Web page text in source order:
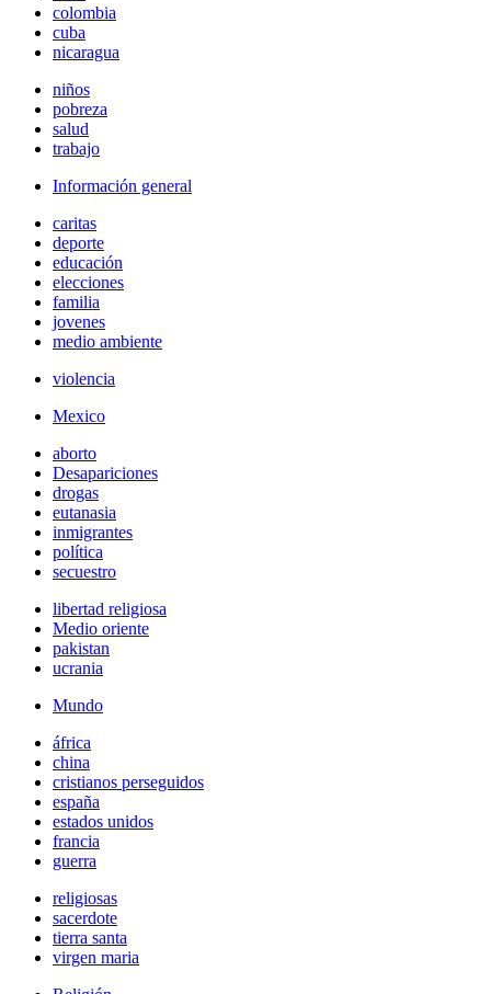
colombia
cuba
nicaragua
niños
pobreza
salud
trabajo
Información general
caritas
deporte
educación
elecciones
familia
jovenes
medio ambiente
violencia
Mexico
aborto
Desapariciones
drogas
eutanasia
inmigrantes
política
secuestro
libertad religiosa
Medio oriente
pakistan
ucrania
Mundo
áfrica
china
cristianos perseguidos
españa
estados unidos
francia
guerra
religiosas
sacerdote
tierra santa
virgen maria